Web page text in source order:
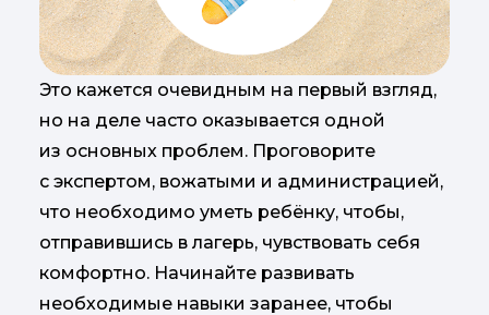
Это кажется очевидным на первый взгляд,
но на деле часто оказывается одной
из основных проблем. Проговорите
с экспертом, вожатыми и администрацией,
что необходимо уметь ребёнку, чтобы,
отправившись в лагерь, чувствовать себя
комфортно. Начинайте развивать
необходимые навыки заранее, чтобы